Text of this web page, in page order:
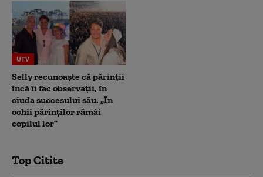
UTV
Selly recunoaște că părinții
încă îi fac observații, în
ciuda succesului său. „În
ochii părinților rămâi
copilul lor”
Top Citite